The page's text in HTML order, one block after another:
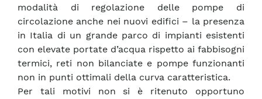
modalità di regolazione delle pompe di
circolazione anche nei nuovi edifici – la presenza
in Italia di un grande parco di impianti esistenti
con elevate portate d’acqua rispetto ai fabbisogni
termici, reti non bilanciate e pompe funzionanti
non in punti ottimali della curva caratteristica.
Per tali motivi non si è ritenuto opportuno